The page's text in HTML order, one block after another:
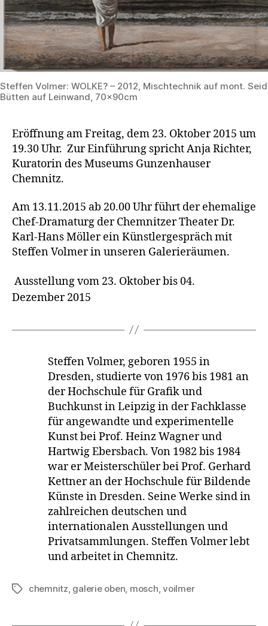
Steffen Volmer: WOLKE? – 2012, Mischtechnik auf mont.
Bütten auf Leinwand, 70x90cm
Eröffnung am Freitag, dem 23. Oktober 2015 um
19.30 Uhr. Zur Einführung spricht Anja Richter,
Kuratorin des Museums Gunzenhauser
Chemnitz.
Am 13.11.2015 ab 20.00 Uhr führt der ehemalige
Chef-Dramaturg der Chemnitzer Theater Dr.
Karl-Hans Möller ein Künstlergespräch mit
Steffen Volmer in unseren Galerieräumen.
Ausstellung vom 23. Oktober bis 04.
Dezember 2015
Steffen Volmer, geboren 1955 in
Dresden, studierte von 1976 bis 1981 an
der Hochschule für Grafik und
Buchkunst in Leipzig in der Fachklasse
für angewandte und experimentelle
Kunst bei Prof. Heinz Wagner und
Hartwig Ebersbach. Von 1982 bis 1984
war er Meisterschüler bei Prof. Gerhard
Kettner an der Hochschule für Bildende
Künste in Dresden. Seine Werke sind in
zahlreichen deutschen und
internationalen Ausstellungen und
Privatsammlungen. Steffen Volmer lebt
und arbeitet in Chemnitz.
Schlagwörter
chemnitz, galerie oben, mosch,voilmer